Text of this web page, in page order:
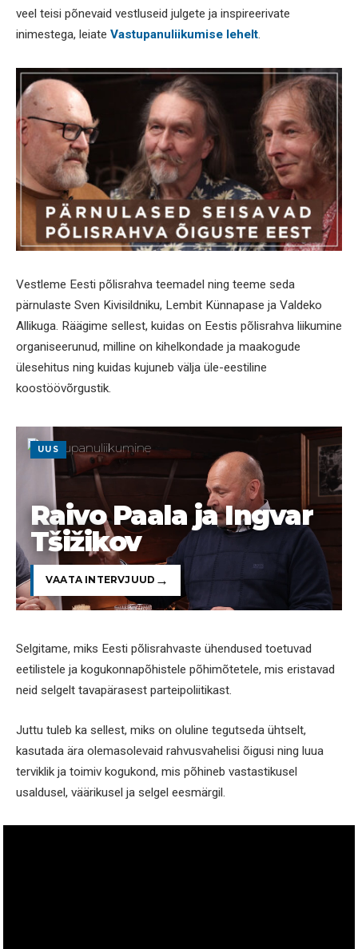
veel teisi põnevaid vestluseid julgete ja inspireerivate
inimestega, leiate Vastupanuliikumise lehelt.
Vestleme Eesti põlisrahva teemadel ning teeme seda
pärnulaste Sven Kivisildniku, Lembit Künnapase ja Valdeko
Allikuga. Räägime sellest, kuidas on Eestis põlisrahva liikumine
organiseerunud, milline on kihelkondade ja maakogude
ülesehitus ning kuidas kujuneb välja üle-eestiline
koostöövõrgustik.
UUS
Raivo Paala ja Ingvar
Tšižikov
VAATA INTERVJUUD
Selgitame, miks Eesti põlisrahvaste ühendused toetuvad
eetilistele ja kogukonnapõhistele põhimõtetele, mis eristavad
neid selgelt tavapärasest parteipoliitikast.
Juttu tuleb ka sellest, miks on oluline tegutseda ühtselt,
kasutada ära olemasolevaid rahvusvahelisi õigusi ning luua
terviklik ja toimiv kogukond, mis põhineb vastastikusel
usaldusel, väärikusel ja selgel eesmärgil.